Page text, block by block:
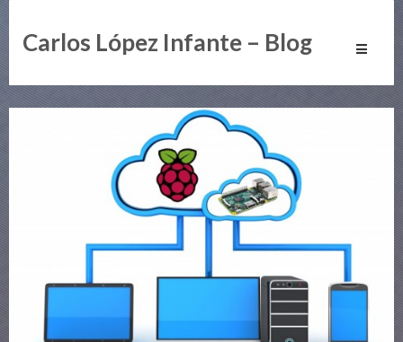
Toggle
Carlos López Infante – Blog